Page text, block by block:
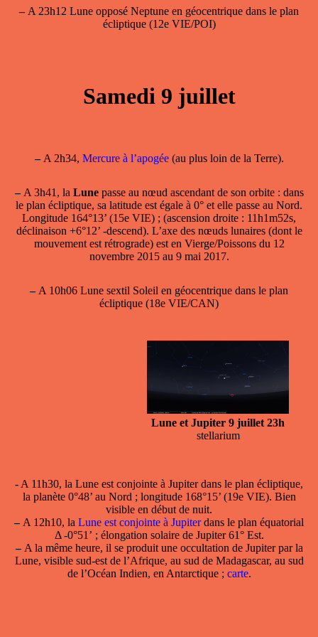
–A 23h12 Lune opposé Neptune en géocentrique dans le plan
écliptique (12e VIE/POI)
Samedi 9 juillet
–A 2h34, Mercure à l’apogée (au plus loin de la Terre).
–A 3h41, la Lunepasse au nœud ascendantde son orbite : dans
le plan écliptique, sa latitude est égale à 0° et elle passe au Nord.
Longitude 164°13’ (15e VIE) ; (ascension droite : 11h1m52s,
déclinaison +6°12’ -descend). L’axe des nœuds lunaires (dont le
mouvement est rétrograde) est en Vierge/Poissons du 12
novembre 2015 au 9 mai 2017.
–A 10h06 Lune sextil Soleil en géocentrique dans le plan
écliptique (18e VIE/CAN)
Lune et Jupiter 9 juillet 23h
stellarium
- A 11h30, la Lune est conjointe à Jupiterdans le plan écliptique,
la planète 0°48’ au Nord ; longitude 168°15’ (19e VIE). Bien
visible en début de nuit.
–A 12h10, la Lune est conjointe à Jupiterdans le plan équatorial
Δ -0°51’ ; élongation solaire de Jupiter 61° Est.
–A la même heure, il se produit une occultation de Jupiter par la
Lune, visible sud-est de l’Afrique, au sud de Madagascar, au sud
de l’Océan Indien, en Antarctique ; carte.